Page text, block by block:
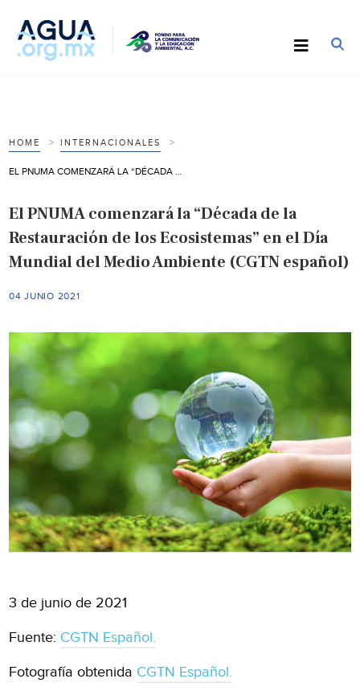
HOME INTERNACIONALES
El PNUMA comenzará la “Década de la
Restauración de los Ecosistemas” en el Día
Mundial del Medio Ambiente (CGTN español)
04 JUNIO 2021
3 de junio de 2021
Fuente: CGTN Español.
Fotografía obtenida CGTN Español.